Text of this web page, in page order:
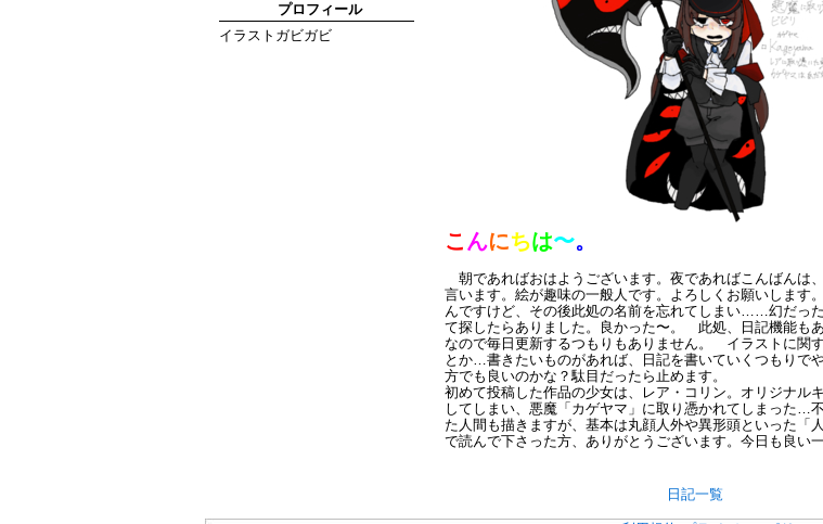
プロフィール
イラストガビガビ
こ んにちは〜。
朝であればおはようございます。夜であればこんばんは
言います。絵が趣味の一般人です。よろしくお願いしま
んですけど、その後此処の名前を忘れてしまい……幻だっ
て探したらありました。良かった〜。 此処、日記機能も
なので毎日更新するつもりもありません。 イラストに関
とか…書きたいものがあれば、日記を書いていくつもりで
方でも良いのかな？駄目だったら止めます。
初めて投稿した作品の少女は、レア・コリン。オリジナル
してしまい、悪魔「カゲヤマ」に取り憑かれてしまった…
た人間も描きますが、基本は丸顔人外や異形頭といった「
で読んで下さった方、ありがとうございます。今日も良い
日記一覧